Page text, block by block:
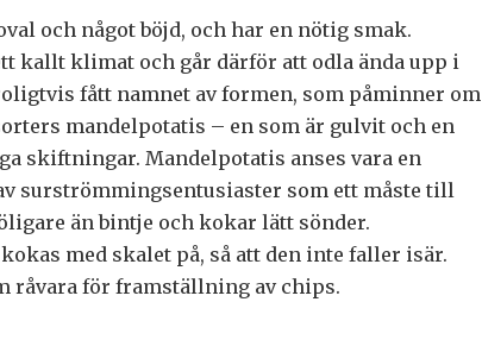
och något böjd, och har en nötig smak.
kallt klimat och går därför att odla ända upp i
fått namnet av formen, som påminner om
mandelpotatis – en som är gulvit och en
skiftningar. Mandelpotatis anses vara en
surströmmingsentusiaster som ett måste till
än bintje och kokar lätt sönder.
med skalet på, så att den inte faller isär.
råvara för framställning av chips.